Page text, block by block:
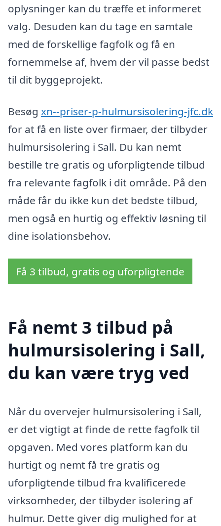
oplysninger kan du træffe et informeret
valg. Desuden kan du tage en samtale
med de forskellige fagfolk og få en
fornemmelse af, hvem der vil passe bedst
til dit byggeprojekt.
Besøg xn--priser-p-hulmursisolering-jfc.dk
for at få en liste over firmaer, der tilbyder
hulmursisolering i Sall. Du kan nemt
bestille tre gratis og uforpligtende tilbud
fra relevante fagfolk i dit område. På den
måde får du ikke kun det bedste tilbud,
men også en hurtig og effektiv løsning til
dine isolationsbehov.
Få 3 tilbud, gratis og uforpligtende
Få nemt 3 tilbud på
hulmursisolering i Sall,
du kan være tryg ved
Når du overvejer hulmursisolering i Sall,
er det vigtigt at finde de rette fagfolk til
opgaven. Med vores platform kan du
hurtigt og nemt få tre gratis og
uforpligtende tilbud fra kvalificerede
virksomheder, der tilbyder isolering af
hulmur. Dette giver dig mulighed for at